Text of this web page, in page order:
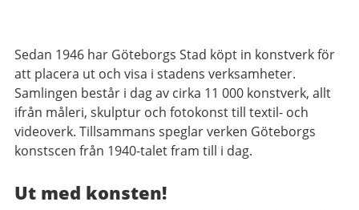
Sedan 1946 har Göteborgs Stad köpt in konstverk för
att placera ut och visa i stadens verksamheter.
Samlingen består i dag av cirka 11 000 konstverk, allt
ifrån måleri, skulptur och fotokonst till textil- och
videoverk. Tillsammans speglar verken Göteborgs
konstscen från 1940-talet fram till i dag.
Ut med konsten!